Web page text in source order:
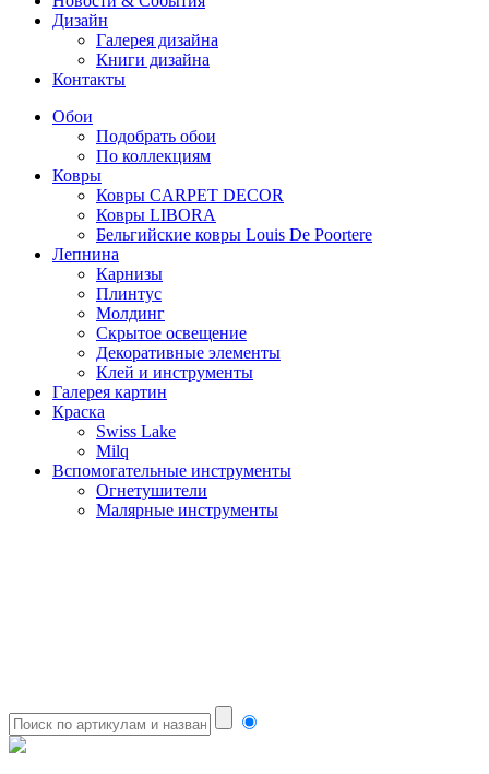
Дизайн
Галерея дизайна
Книги дизайна
Контакты
Обои
Подобрать обои
По коллекциям
Ковры
Ковры CARPET DECOR
Ковры LIBORA
Бельгийские ковры Louis De Poortere
Лепнина
Карнизы
Плинтус
Молдинг
Скрытое освещение
Декоративные элементы
Клей и инструменты
Галерея картин
Краска
Swiss Lake
Milq
Вспомогательные инструменты
Огнетушители
Малярные инструменты